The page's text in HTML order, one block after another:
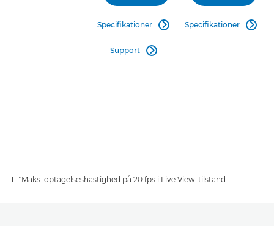
Specifikationer 
Support 
Specifikationer 
*Maks. optagelseshastighed på 20 fps i Live View-tilstand.